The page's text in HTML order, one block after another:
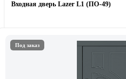
Входная дверь Lazer L1 (ПО-49)
Под заказ